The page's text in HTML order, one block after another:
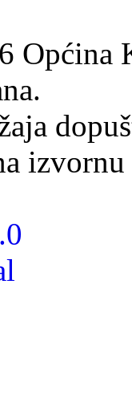
izvornu